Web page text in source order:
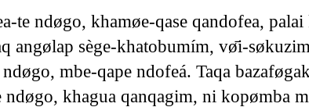
te ndøgo, khamøe-qase qandofea,
angølap sège-khatobumím, vø̄i-
mbe-qape ndofeá. Taqa
ndøgo, khagua qanqagim, ni kopømba